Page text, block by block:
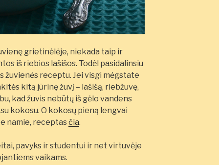
grietinėlėje, niekada taip ir
iš riebios lašišos. Todėl pasidalinsiu
žuvienės receptu. Jei visgi mėgstate
kitą jūrinę žuvį – lašišą, riebžuvę,
kad žuvis nebūtų iš gėlo vandens
kokosu. O kokosų pieną lengvai
namie, receptasčia.
pavyks ir studentui ir net virtuvėje
vaikams.